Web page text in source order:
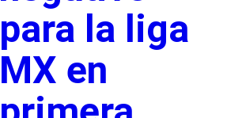
para la liga
MX en